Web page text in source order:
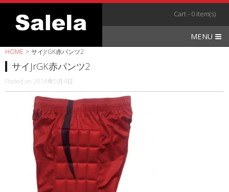
Skip
content
Cart - 0 item(s)
MENU
HOME > サイJrGK赤パンツ2
サイJrGK赤パンツ2
Posted on 2018年9月4日